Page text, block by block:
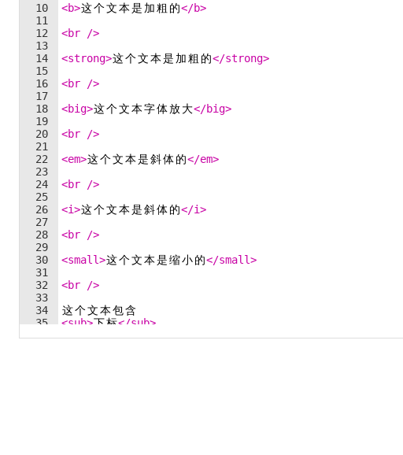
10
11
12
13
14
15
16
17
18
19
20
21
22
23
24
25
26
27
28
29
30
31
32
33
34
35
36
<b>这个文本是 加粗 的</b>
<br
/>
<strong>这个文本是 加粗 的</strong>
<br
/>
<big>这个文本字体放大</big>
<br
/>
<em>这个文本是斜体的</em>
<br
/>
<i>这个文本是斜体的</i>
<br
/>
<small>这个文本是缩小的</small>
<br
/>
这个文本包含
<sub>下标</sub>